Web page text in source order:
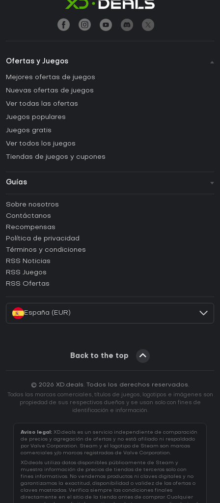
Ofertas y Juegos
Mejores ofertas de juegos
Nuevas ofertas de juegos
Ver todas las ofertas
Juegos populares
Juegos gratis
Ver todos los juegos
Tiendas de juegos y cupones
Guías
Guías y tutoriales
¿Cómo activar una CD Key de Steam?
¿Cómo activar una CD Key de Epic Games?
¿Cómo activar una CD Key de GOG?
¿Cómo activar una CD Key de Ubisoft Connect?
Sobre nosotros
Contáctanos
Recompensas
Política de privacidad
Términos y condiciones
RSS Noticias
RSS Juegos
RSS Ofertas
España (EUR)
Back to the top
© 2026 XD.deals. Todos los derechos reservados.
Todas las marcas comerciales, títulos de juegos, logotipos e imágenes son
propiedad de sus respectivos dueños y se usan solo con fines de
identificación e información.
Aviso legal: XD.deals es un servicio independiente de comparación
de precios y agregación de ofertas y no está afiliado ni respaldado
por Valve Corporation. Steam y el logotipo de Steam son marcas
comerciales y/o marcas registradas de Valve Corporation.
XD.deals utiliza datos disponibles públicamente de Steam y
muestra información de precios de tiendas de terceros solo con
fines informativos. No vendemos productos ni claves digitales y no
garantizamos la exactitud, disponibilidad o validez de las ofertas o
claves mostradas. Verifica siempre las condiciones finales
directamente en el sitio de la tienda antes de comprar. Cualquier